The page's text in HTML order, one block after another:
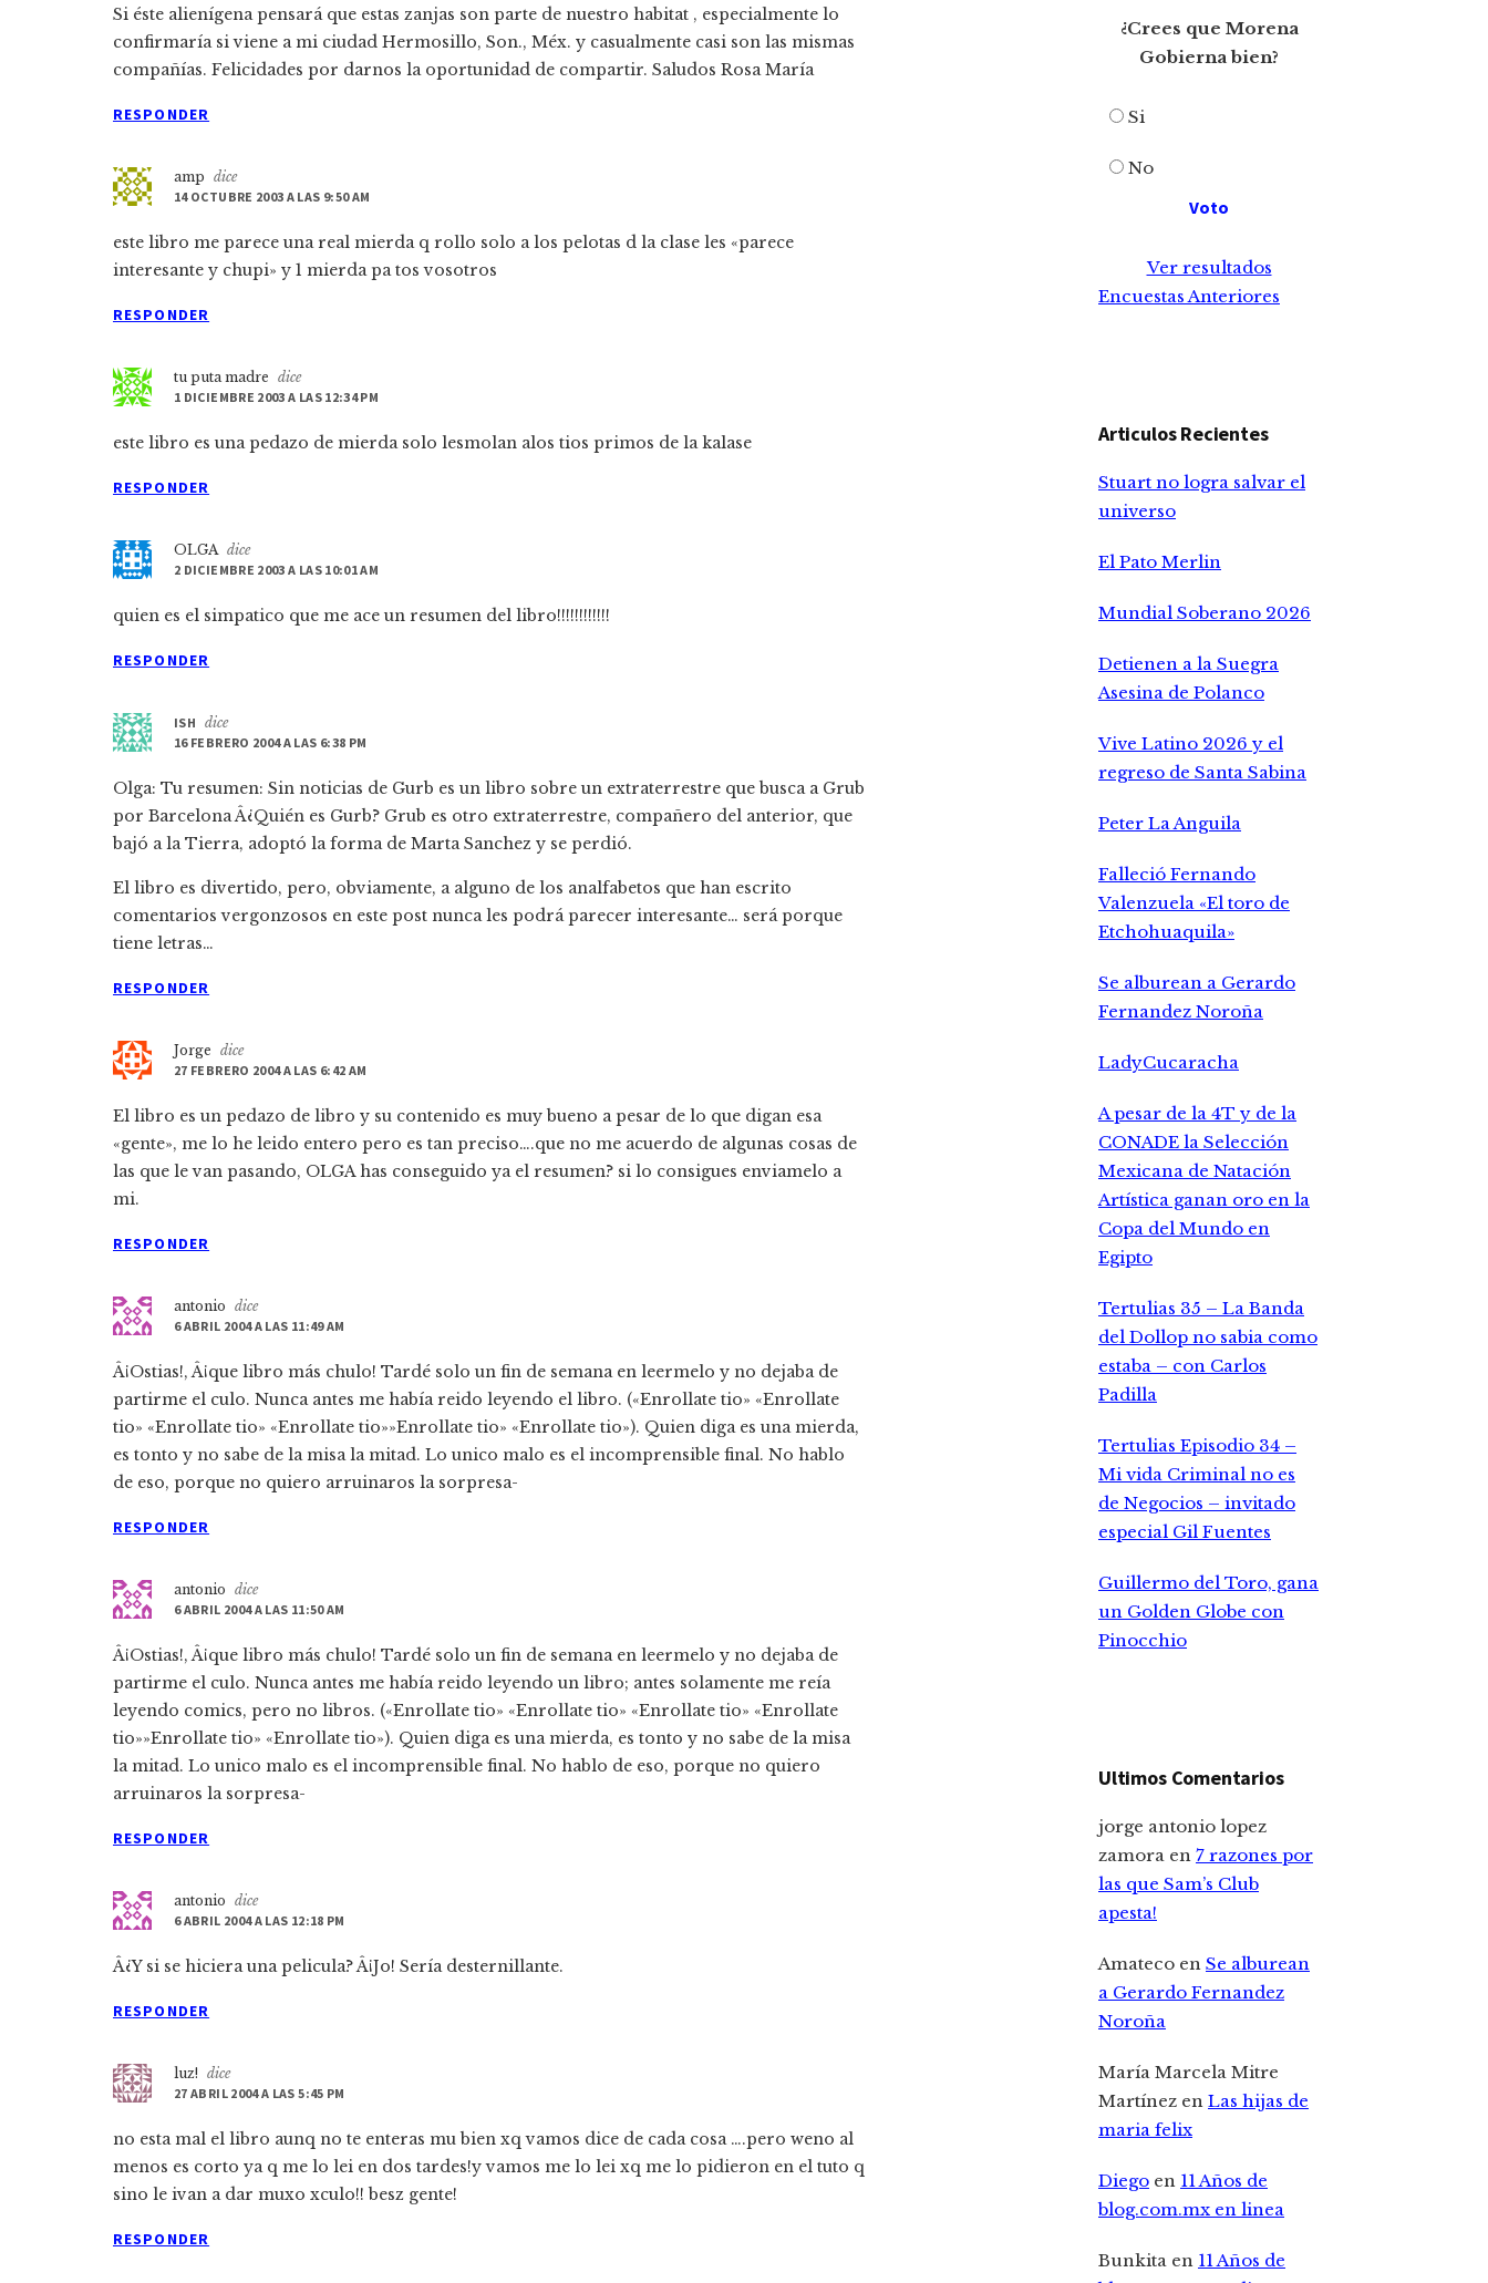
lectores
Si éste aliení­gena pensará que estas zanjas son parte de nuestro habitat , especialmente lo
confirmarí­a si viene a mi ciudad Hermosillo, Son., Méx. y casualmente casi son las mismas
compañí­as. Felicidades por darnos la oportunidad de compartir. Saludos Rosa Marí­a
RESPONDER
amp dice
14 OCTUBRE 2003 A LAS 9:50 AM
este libro me parece una real mierda q rollo solo a los pelotas d la clase les «parece
interesante y chupi» y 1 mierda pa tos vosotros
RESPONDER
tu puta madre dice
1 DICIEMBRE 2003 A LAS 12:34 PM
este libro es una pedazo de mierda solo lesmolan alos tios primos de la kalase
RESPONDER
OLGA dice
2 DICIEMBRE 2003 A LAS 10:01 AM
quien es el simpatico que me ace un resumen del libro!!!!!!!!!!!!
RESPONDER
ISH
dice
16 FEBRERO 2004 A LAS 6:38 PM
Olga: Tu resumen: Sin noticias de Gurb es un libro sobre un extraterrestre que busca a Grub
por Barcelona Â¿Quién es Gurb? Grub es otro extraterrestre, compañero del anterior, que
bajó a la Tierra, adoptó la forma de Marta Sanchez y se perdió.
El libro es divertido, pero, obviamente, a alguno de los analfabetos que han escrito
comentarios vergonzosos en este post nunca les podrá parecer interesante… será porque
tiene letras…
RESPONDER
Jorge dice
27 FEBRERO 2004 A LAS 6:42 AM
El libro es un pedazo de libro y su contenido es muy bueno a pesar de lo que digan esa
«gente», me lo he leido entero pero es tan preciso….que no me acuerdo de algunas cosas de
las que le van pasando, OLGA has conseguido ya el resumen? si lo consigues enviamelo a
mi.
RESPONDER
antonio dice
6 ABRIL 2004 A LAS 11:49 AM
Â¡Ostias!, Â¡que libro más chulo! Tardé solo un fin de semana en leermelo y no dejaba de
partirme el culo. Nunca antes me habí­a reido leyendo el libro. («Enrollate tio» «Enrollate
tio» «Enrollate tio» «Enrollate tio»»Enrollate tio» «Enrollate tio»). Quien diga es una mierda,
es tonto y no sabe de la misa la mitad. Lo unico malo es el incomprensible final. No hablo
de eso, porque no quiero arruinaros la sorpresa-
RESPONDER
antonio dice
6 ABRIL 2004 A LAS 11:50 AM
Â¡Ostias!, Â¡que libro más chulo! Tardé solo un fin de semana en leermelo y no dejaba de
partirme el culo. Nunca antes me habí­a reido leyendo un libro; antes solamente me reí­a
leyendo comics, pero no libros. («Enrollate tio» «Enrollate tio» «Enrollate tio» «Enrollate
tio»»Enrollate tio» «Enrollate tio»). Quien diga es una mierda, es tonto y no sabe de la misa
la mitad. Lo unico malo es el incomprensible final. No hablo de eso, porque no quiero
arruinaros la sorpresa-
RESPONDER
antonio dice
6 ABRIL 2004 A LAS 12:18 PM
Â¿Y si se hiciera una pelicula? Â¡Jo! Serí­a desternillante.
RESPONDER
luz! dice
27 ABRIL 2004 A LAS 5:45 PM
no esta mal el libro aunq no te enteras mu bien xq vamos dice de cada cosa ….pero weno al
menos es corto ya q me lo lei en dos tardes!y vamos me lo lei xq me lo pidieron en el tuto q
sino le ivan a dar muxo xculo!! besz gente!
RESPONDER
¿Crees que Morena
Gobierna bien?
Si
No
Ver resultados
Encuestas Anteriores
Articulos Recientes
Stuart no logra salvar el
universo
El Pato Merlin
Mundial Soberano 2026
Detienen a la Suegra
Asesina de Polanco
Vive Latino 2026 y el
regreso de Santa Sabina
Peter La Anguila
Falleció Fernando
Valenzuela «El toro de
Etchohuaquila»
Se alburean a Gerardo
Fernandez Noroña
LadyCucaracha
A pesar de la 4T y de la
CONADE la Selección
Mexicana de Natación
Artística ganan oro en la
Copa del Mundo en
Egipto
Tertulias 35 – La Banda
del Dollop no sabia como
estaba – con Carlos
Padilla
Tertulias Episodio 34 –
Mi vida Criminal no es
de Negocios – invitado
especial Gil Fuentes
Guillermo del Toro, gana
un Golden Globe con
Pinocchio
Ultimos Comentarios
jorge antonio lopez
zamora en 7 razones por
las que Sam’s Club
apesta!
Amateco en Se alburean
a Gerardo Fernandez
Noroña
María Marcela Mitre
Martínez en Las hijas de
maria felix
Diego en 11 Años de
blog.com.mx en linea
Bunkita en 11 Años de